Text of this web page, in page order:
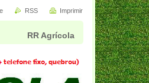
RR Agrícola
RSS Imprimir